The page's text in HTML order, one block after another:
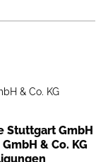
& Co. KG
Stuttgart GmbH
& Co. KG